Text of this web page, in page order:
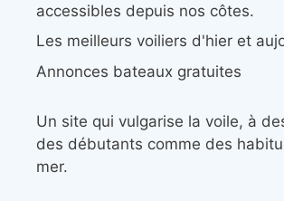
accessibles depuis nos côtes.
Les meilleurs voiliers d'hier et
Annonces bateaux gratuites
Un site qui vulgarise la voile, à
des débutants comme des
mer.